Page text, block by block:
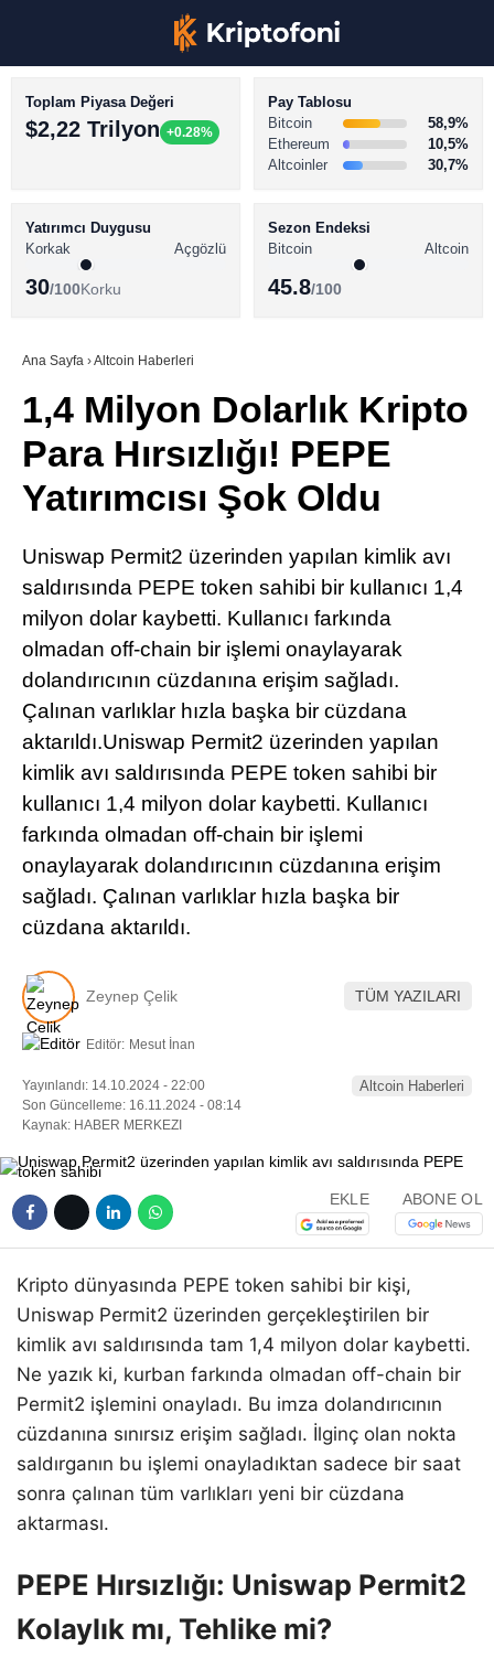
Youtube
TikTok
LinkedIn
Telegram
BİTCOİN HABERLERİ
ALTCOİN HABERLERİ
SÖZLÜK
Toplam Piyasa Değeri
$2,22 Trilyon +0.28%
Pay Tablosu
Bitcoin
58,9%
Ethereum
10,5%
Altcoinler
30,7%
Yatırımcı Duygusu
Korkak
Açgözlü
30/100Korku
Sezon Endeksi
Bitcoin
Altcoin
45.8/100
Ana Sayfa ›Altcoin Haberleri
1,4 Milyon Dolarlık Kripto
Para Hırsızlığı! PEPE
Yatırımcısı Şok Oldu
Uniswap Permit2 üzerinden yapılan kimlik avı
saldırısında PEPE token sahibi bir kullanıcı 1,4
milyon dolar kaybetti. Kullanıcı farkında
olmadan off-chain bir işlemi onaylayarak
dolandırıcının cüzdanına erişim sağladı.
Çalınan varlıklar hızla başka bir cüzdana
aktarıldı.Uniswap Permit2 üzerinden yapılan
kimlik avı saldırısında PEPE token sahibi bir
kullanıcı 1,4 milyon dolar kaybetti. Kullanıcı
farkında olmadan off-chain bir işlemi
onaylayarak dolandırıcının cüzdanına erişim
sağladı. Çalınan varlıklar hızla başka bir
cüzdana aktarıldı.
Zeynep Çelik TÜM YAZILARI
Editör: Mesut İnan
Yayınlandı: 14.10.2024 - 22:00
Son Güncelleme: 16.11.2024 - 08:14
Kaynak: HABER MERKEZI
Altcoin Haberleri
EKLE ABONE OL
Kripto dünyasında PEPE token sahibi bir kişi,
Uniswap Permit2 üzerinden gerçekleştirilen bir
kimlik avı saldırısında tam 1,4 milyon dolar kaybetti.
Ne yazık ki, kurban farkında olmadan off-chain bir
Permit2 işlemini onayladı. Bu imza dolandırıcının
cüzdanına sınırsız erişim sağladı. İlginç olan nokta
saldırganın bu işlemi onayladıktan sadece bir saat
sonra çalınan tüm varlıkları yeni bir cüzdana
aktarması.
PEPE Hırsızlığı: Uniswap Permit2
Kolaylık mı, Tehlike mi?